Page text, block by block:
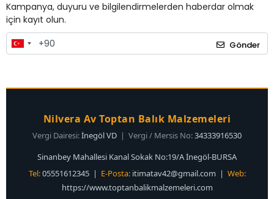
Kampanya, duyuru ve bilgilendirmelerden haberdar olmak
için kayıt olun.
Gönder
Nilvera Av Toptan Balık Malzemeleri
Vergi Dairesi:İnegöl VD | Vergi / Mersis No:34333916530
Sinanbey Mahallesi Kanal Sokak No:19/A İnegöl-BURSA
Tel:05551612345 | E-Posta: itimatav42@gmail.com | Web:
https://www.toptanbalikmalzemeleri.com